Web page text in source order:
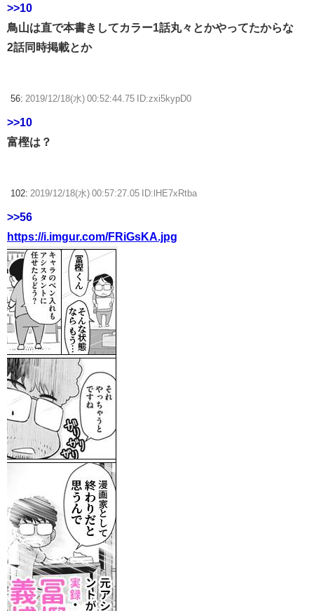
>>10
鳥山は直で本書きしてカラー1話丸々とかやってたからな
2話同時掲載とか
56: 2019/12/18(水) 00:52:44.75 ID:zxi5kypD0
>>10
富樫は？
102: 2019/12/18(水) 00:57:27.05 ID:lHE7xRtba
>>56
https://i.imgur.com/FRiGsKA.jpg